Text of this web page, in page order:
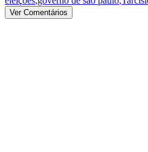
Ver Comentários